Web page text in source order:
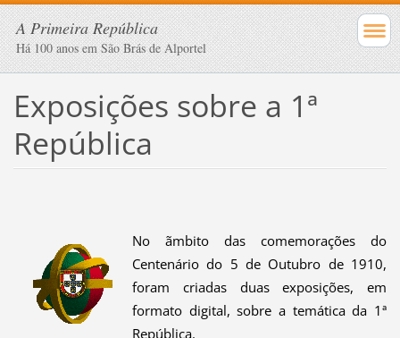
A Primeira República
Há 100 anos em São Brás de Alportel
Exposições sobre a 1ª
República
No ãmbito das comemorações do
Centenário do 5 de Outubro de 1910,
foram criadas duas exposições, em
formato digital, sobre a temática da 1ª
República.